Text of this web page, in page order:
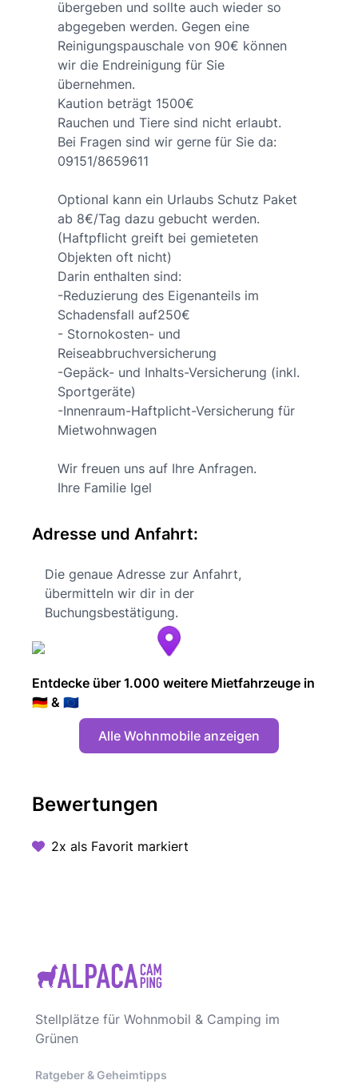
übergeben und sollte auch wieder so
abgegeben werden. Gegen eine
Reinigungspauschale von 90€ können
wir die Endreinigung für Sie
übernehmen.
Kaution beträgt 1500€
Rauchen und Tiere sind nicht erlaubt.
Bei Fragen sind wir gerne für Sie da:
09151/8659611
Optional kann ein Urlaubs Schutz Paket
ab 8€/Tag dazu gebucht werden.
(Haftpflicht greift bei gemieteten
Objekten oft nicht)
Darin enthalten sind:
-Reduzierung des Eigenanteils im
Schadensfall auf250€
- Stornokosten- und
Reiseabbruchversicherung
-Gepäck- und Inhalts-Versicherung (inkl.
Sportgeräte)
-Innenraum-Haftplicht-Versicherung für
Mietwohnwagen
Wir freuen uns auf Ihre Anfragen.
Ihre Familie Igel
Adresse und Anfahrt:
Die genaue Adresse zur Anfahrt,
übermitteln wir dir in der
Buchungsbestätigung.
Entdecke über 1.000 weitere Mietfahrzeuge in
🇩🇪 & 🇪🇺
Alle Wohnmobile anzeigen
Bewertungen
2x als Favorit markiert
Stellplätze für Wohnmobil & Camping im
Grünen
Ratgeber & Geheimtipps